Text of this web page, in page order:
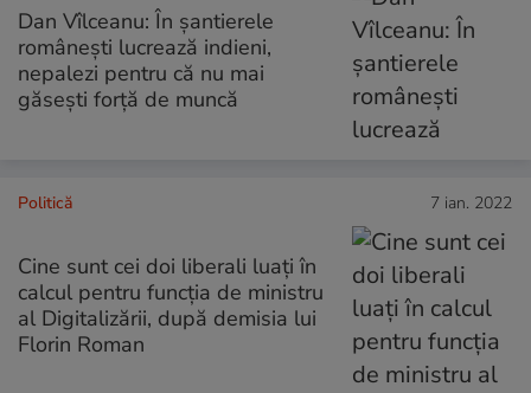
Dan Vîlceanu: În şantierele
româneşti lucrează indieni,
nepalezi pentru că nu mai
găseşti forţă de muncă
Politică 7 ian. 2022
Cine sunt cei doi liberali luați în
calcul pentru funcţia de ministru
al Digitalizării, după demisia lui
Florin Roman